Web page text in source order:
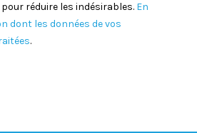
réduire les indésirables. En
dont les données de vos
.